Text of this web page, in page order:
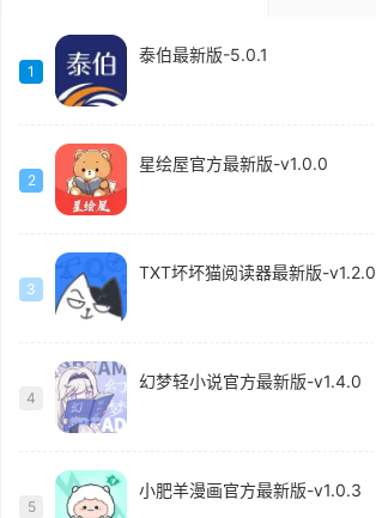
1
泰伯最新版-5.0.1
2
星绘屋官方最新版-v1.0.0
3
TXT坏坏猫阅读器最新版-v1.2.0
4
幻梦轻小说官方最新版-v1.4.0
5
小肥羊漫画官方最新版-v1.0.3